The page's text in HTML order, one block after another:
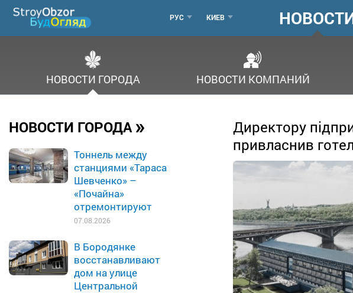
Перейти
основному
РУС
МЕНЮ
ГОРОДОВ
КИЕВ
ГОЛОВНЕ
МЕНЮ
НОВОСТИ ГОРОДА НОВОСТИ КОМПАНИЙ
НОВОСТИ ГОРОДА »
Тоннель между
станциями «Тараса
Шевченко» –
«Почайна»
отремонтируют
07.08.2026
В Бородянке
восстанавливают
дом на улице
Центральной
Директору
привласнив